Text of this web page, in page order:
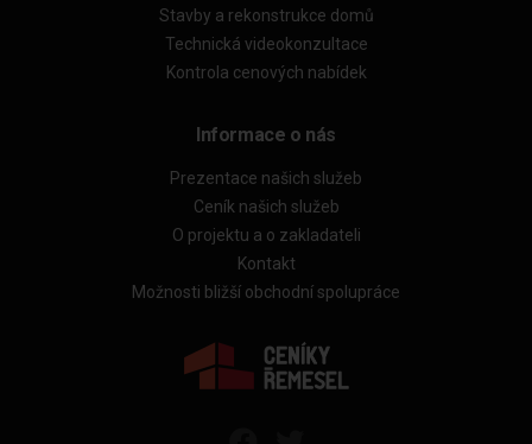
Stavby a rekonstrukce domů
Technická videokonzultace
Kontrola cenových nabídek
Informace o nás
Prezentace našich služeb
Ceník našich služeb
O projektu a o zakladateli
Kontakt
Možnosti bližší obchodní spolupráce